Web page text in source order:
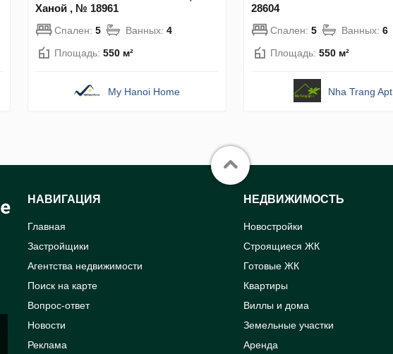
Ханой , № 18961
Спален: 5 Ванных: 4
Площадь: 550 м²
My Hanoi Home
28604
Спален: 5 Ванных: 6
Площадь: 550 м²
Nha Trang Apt
НАВИГАЦИЯ
Главная
Застройщики
Агентства недвижимости
Поиск на карте
Вопрос-ответ
Новости
Реклама
НЕДВИЖИМОСТЬ
Новостройки
Строящиеся ЖК
Готовые ЖК
Квартиры
Виллы и дома
Земельные участки
Аренда